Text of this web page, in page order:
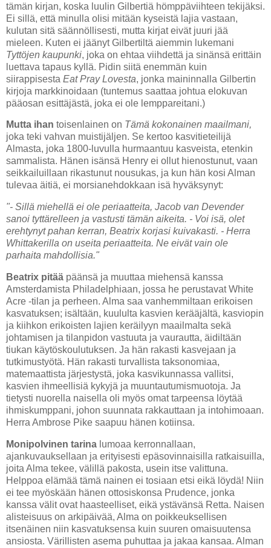
tämän kirjan, koska luulin Gilbertiä hömppäviihteen tekijäksi.
Ei sillä, että minulla olisi mitään kyseistä lajia vastaan,
kulutan sitä säännöllisesti, mutta kirjat eivät juuri jää
mieleen. Kuten ei jäänyt Gilbertiltä aiemmin lukemani
Tyttöjen kaupunki, joka on ehtaa viihdettä ja sinänsä erittäin
luettava tapaus kyllä. Pidin siitä enemmän kuin
siirappisesta Eat Pray Lovesta, jonka maininnalla Gilbertin
kirjoja markkinoidaan (tuntemus saattaa johtua elokuvan
pääosan esittäjästä, joka ei ole lemppareitani.)
Mutta ihan toisenlainen on Tämä kokonainen maailmani,
joka teki vahvan muistijäljen. Se kertoo kasvitieteilijä
Almasta, joka 1800-luvulla hurmaantuu kasveista, etenkin
sammalista. Hänen isänsä Henry ei ollut hienostunut, vaan
seikkailuillaan rikastunut nousukas, ja kun hän kosi Alman
tulevaa äitiä, ei morsianehdokkaan isä hyväksynyt:
"- Sillä miehellä ei ole periaatteita, Jacob van Devender
sanoi tyttärelleen ja vastusti tämän aikeita. - Voi isä, olet
erehtynyt pahan kerran, Beatrix korjasi kuivakasti. - Herra
Whittakerilla on useita periaatteita. Ne eivät vain ole
parhaita mahdollisia."
Beatrix pitää päänsä ja muuttaa miehensä kanssa
Amsterdamista Philadelphiaan, jossa he perustavat White
Acre -tilan ja perheen. Alma saa vanhemmiltaan erikoisen
kasvatuksen; isältään, kuululta kasvien kerääjältä, kasviopin
ja kiihkon erikoisten lajien keräilyyn maailmalta sekä
johtamisen ja tilanpidon vastuuta ja vaurautta, äidiltään
tiukan käytöskoulutuksen. Ja hän rakasti kasvejaan ja
tutkimustyötä. Hän rakasti turvallista taksonomiaa,
matemaattista järjestystä, joka kasvikunnassa vallitsi,
kasvien ihmeellisiä kykyjä ja muuntautumismuotoja. Ja
tietysti nuorella naisella oli myös omat tarpeensa löytää
ihmiskumppani, johon suunnata rakkauttaan ja intohimoaan.
Herra Ambrose Pike saapuu hänen kotiinsa.
Monipolvinen tarina lumoaa kerronnallaan,
ajankuvauksellaan ja erityisesti epäsovinnaisilla ratkaisuilla,
joita Alma tekee, välillä pakosta, usein itse valittuna.
Helppoa elämää tämä nainen ei tosiaan etsi eikä löydä! Niin
ei tee myöskään hänen ottosiskonsa Prudence, jonka
kanssa välit ovat haasteelliset, eikä ystävänsä Retta. Naisen
alisteisuus on arkipäivää, Alma on poikkeuksellisen
itsenäinen niin kasvatuksensa kuin suuren omaisuutensa
ansiosta. Värillisten asema puhuttaa ja jakaa kansaa. Alman